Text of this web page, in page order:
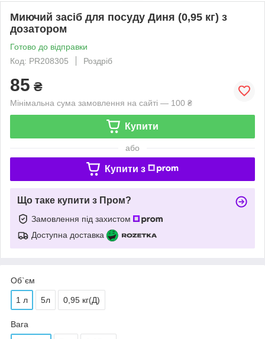
Миючий засіб для посуду Диня (0,95 кг) з
дозатором
Готово до відправки
Код: PR208305
Роздріб
85 ₴
Мінімальна сума замовлення на сайті — 100 ₴
Купити
або
Купити з
Що таке купити з Пром?
Замовлення під захистом
Доступна доставка
Об`єм
1 л 5л 0,95 кг(Д)
Вага